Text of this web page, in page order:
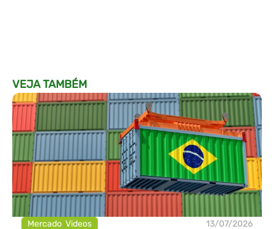
VEJA TAMBÉM
Mercado,Videos 13/07/2026